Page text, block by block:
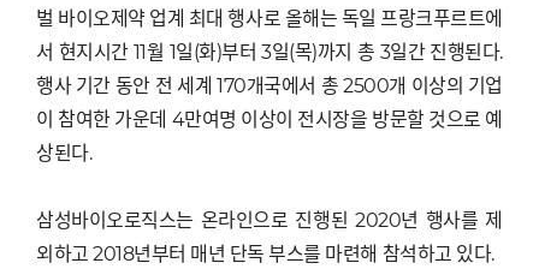
벌 바이오제약 업계 최대 행사로 올해는 독일 프랑크푸르트에
서 현지시간 11월 1일(화)부터 3일(목)까지 총 3일간 진행된다.
행사 기간 동안 전 세계 170개국에서 총 2500개 이상의 기업
이 참여한 가운데 4만여명 이상이 전시장을 방문할 것으로 예
상된다.
삼성바이오로직스는 온라인으로 진행된 2020년 행사를 제
외하고 2018년부터 매년 단독 부스를 마련해 참석하고 있다.